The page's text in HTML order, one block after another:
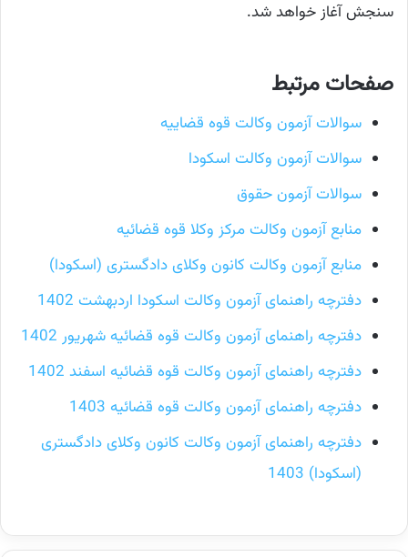
سنجش آغاز خواهد شد.
صفحات مرتبط
سوالات آزمون وکالت قوه قضاییه
سوالات آزمون وکالت اسکودا
سوالات آزمون حقوق
منابع آزمون وکالت مرکز وکلا قوه قضائیه
منابع آزمون وکالت کانون وکلای دادگستری (اسکودا)
دفترچه راهنمای آزمون وکالت اسکودا اردبهشت 1402
دفترچه راهنمای آزمون وکالت قوه قضائیه شهریور 1402
دفترچه راهنمای آزمون وکالت قوه قضائیه اسفند 1402
دفترچه راهنمای آزمون وکالت قوه قضائیه 1403
دفترچه راهنمای آزمون وکالت کانون وکلای دادگستری
(اسکودا) 1403